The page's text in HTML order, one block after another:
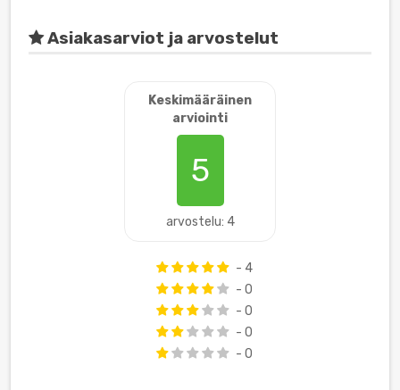
Asiakasarviot ja arvostelut
Keskimääräinen
arviointi
5
arvostelu: 4
- 4
- 0
- 0
- 0
- 0